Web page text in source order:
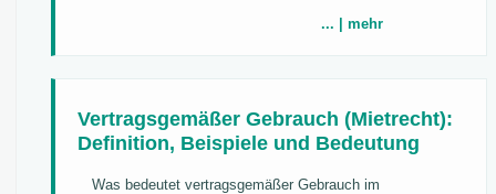
... | mehr
Vertragsgemäßer Gebrauch (Mietrecht):
Definition, Beispiele und Bedeutung
Was bedeutet vertragsgemäßer Gebrauch im